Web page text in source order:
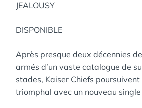
JEALOUSY
DISPONIBLE
Après presque deux décennies
armés d’un vaste catalogue de
stades, Kaiser Chiefs
triomphal avec un nouveau